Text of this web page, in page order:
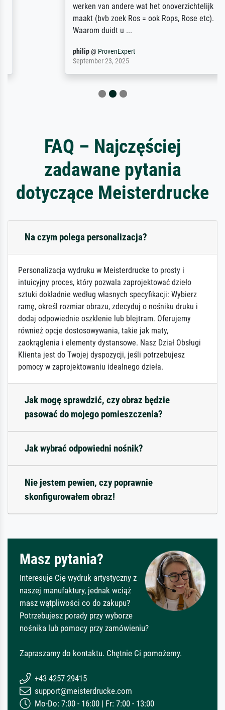
werken van andere wat het onoverzichtelijk
maakt (bvb zoek Ros = ook Rops, Rose etc).
Waarom duidt u ...
ProvenExpert
September 23, 2025
FAQ – Najczęściej
zadawane pytania
dotyczące Meisterdrucke
Na czym polega personalizacja?
Personalizacja wydruku w Meisterdrucke to prosty i
intuicyjny proces, który pozwala zaprojektować dzieło
sztuki dokładnie według własnych specyfikacji: Wybierz
ramę, określ rozmiar obrazu, zdecyduj o nośniku druku i
dodaj odpowiednie oszklenie lub blejtram. Oferujemy
również opcje dostosowywania, takie jak maty,
zaokrąglenia i elementy dystansowe. Nasz Dział Obsługi
Klienta jest do Twojej dyspozycji, jeśli potrzebujesz
pomocy w zaprojektowaniu idealnego dzieła.
Jak mogę sprawdzić, czy obraz będzie
pasować do mojego pomieszczenia?
Jak wybrać odpowiedni nośnik?
Nie jestem pewien, czy poprawnie
skonfigurowałem obraz!
Masz pytania?
Interesuje Cię wydruk artystyczny z
naszej manufaktury, jednak wciąż
masz wątpliwości co do zakupu?
Potrzebujesz porady przy wyborze
nośnika lub pomocy przy zamówieniu?
Zapraszamy do kontaktu. Chętnie Ci pomożemy.
+43 4257 29415
support@meisterdrucke.com
Mo-Do: 7:00 - 16:00 | Fr: 7:00 - 13:00